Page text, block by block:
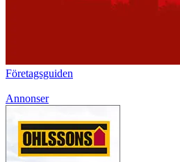
Företagsguiden
Annonser